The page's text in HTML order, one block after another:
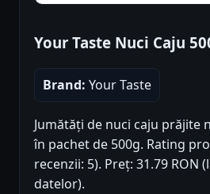
Your Taste Nuci Caju
Brand: Your Taste
Jumătăți de nuci caju prăjite
în pachet de 500g. Rating
recenzii: 5). Preț: 31.79 RON
datelor).